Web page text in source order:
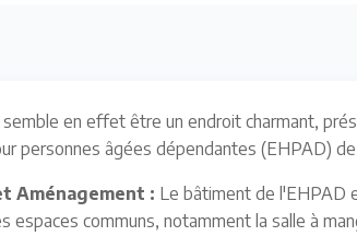
en effet être un endroit charmant,
personnes âgées dépendantes (EHPAD)
Aménagement : Le bâtiment de l'EHPAD
espaces communs, notamment la salle à